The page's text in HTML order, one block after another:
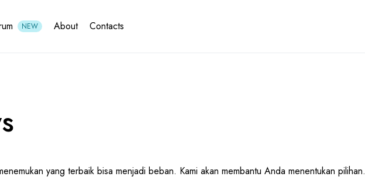
NEW About Contacts
yang terbaik bisa menjadi beban. Kami akan membantu Anda menentukan pilihan.